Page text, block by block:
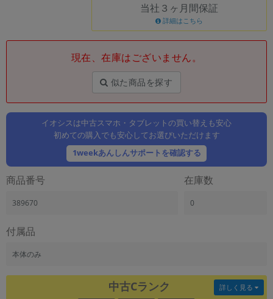
当社３ヶ月間保証
詳細はこちら
現在、在庫はございません。
似た商品を探す
イオシスは中古スマホ・タブレットの買い替えも安心
初めての購入でも安心してお選びいただけます
1weekあんしんサポートを確認する
商品番号
389670
在庫数
0
付属品
本体のみ
中古Cランク 詳しく見る
「スマートフォン」「タブレット」など
製造、販売メーカーの絞り込み
「Apple」「SONY」「SHARP」など
商品の搭載機能による絞り込み
ドライブ
ドライブの絞り込み
ランク
商品状態の絞り込み